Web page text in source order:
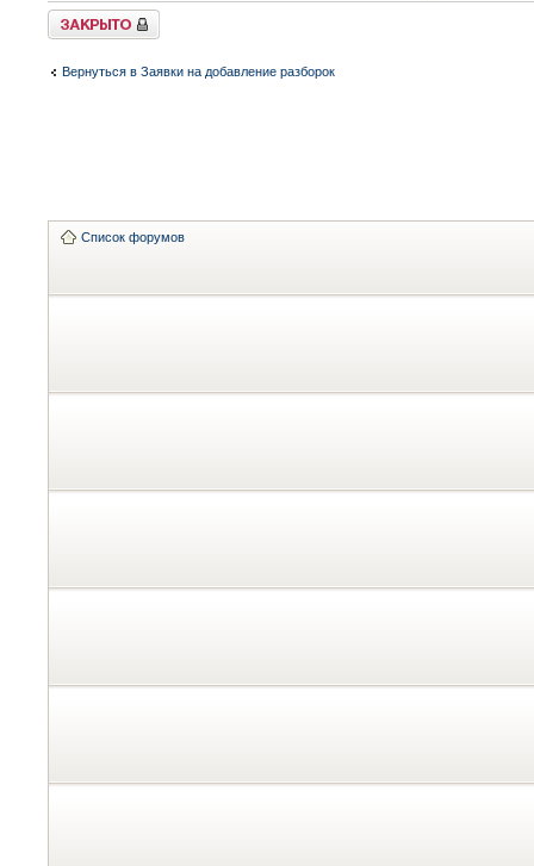
Закрыто
Вернуться в Заявки на добавление разборок
Список форумов